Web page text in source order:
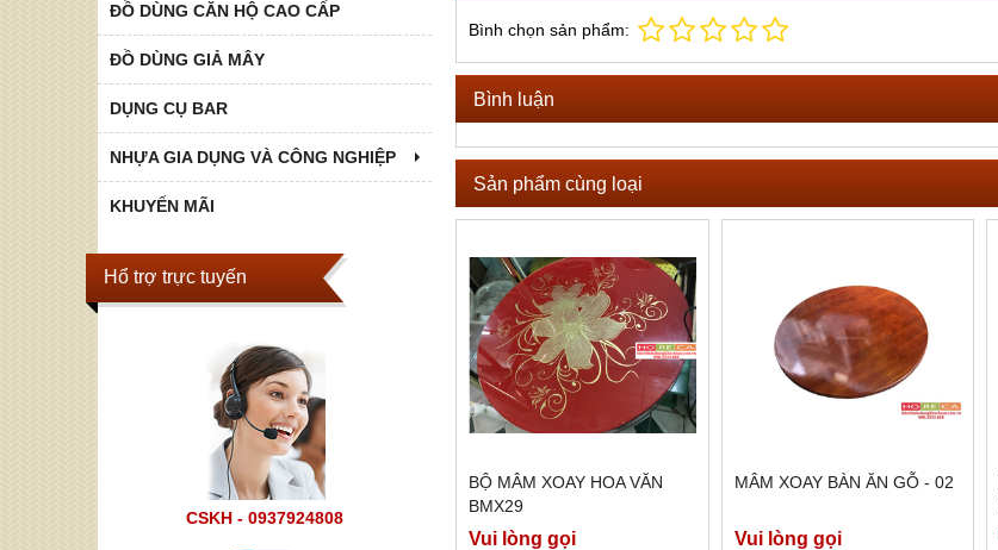
ĐỒ DÙNG CĂN HỘ CAO CẤP
ĐỒ DÙNG GIẢ MÂY
DỤNG CỤ BAR
NHỰA GIA DỤNG VÀ CÔNG NGHIỆP
KHUYẾN MÃI
Hổ trợ trực tuyến
CSKH - 0937924808
Bình chọn sản phẩm:
Bình luận
Sản phẩm cùng loại
BỘ MÂM XOAY HOA VĂN
BMX29
Vui lòng gọi
MÂM XOAY BÀN ĂN GỖ - 02
Vui lòng gọi